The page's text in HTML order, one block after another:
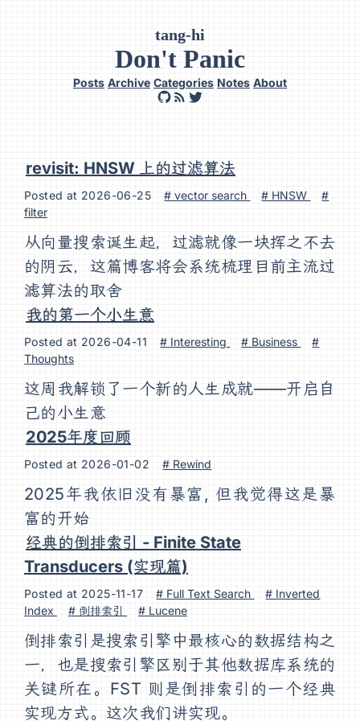
tang-hi
Don't Panic
Posts Archive Categories Notes About
revisit: HNSW 上的过滤算法
Posted at 2026-06-25 # vector search # HNSW
#
filter
从向量搜索诞生起，过滤就像一块挥之不去
的阴云，这篇博客将会系统梳理目前主流过
滤算法的取舍
我的第一个小生意
Posted at 2026-04-11 # Interesting # Business
#
Thoughts
这周我解锁了一个新的人生成就——开启自
己的小生意
2025年度回顾
Posted at 2026-01-02 # Rewind
2025年我依旧没有暴富, 但我觉得这是暴
富的开始
经典的倒排索引 - Finite State
Transducers (实现篇)
Posted at 2025-11-17 # Full Text Search
# Inverted
Index
# 倒排索引 # Lucene
倒排索引是搜索引擎中最核心的数据结构之
一，也是搜索引擎区别于其他数据库系统的
关键所在。FST 则是倒排索引的一个经典
实现方式。这次我们讲实现。